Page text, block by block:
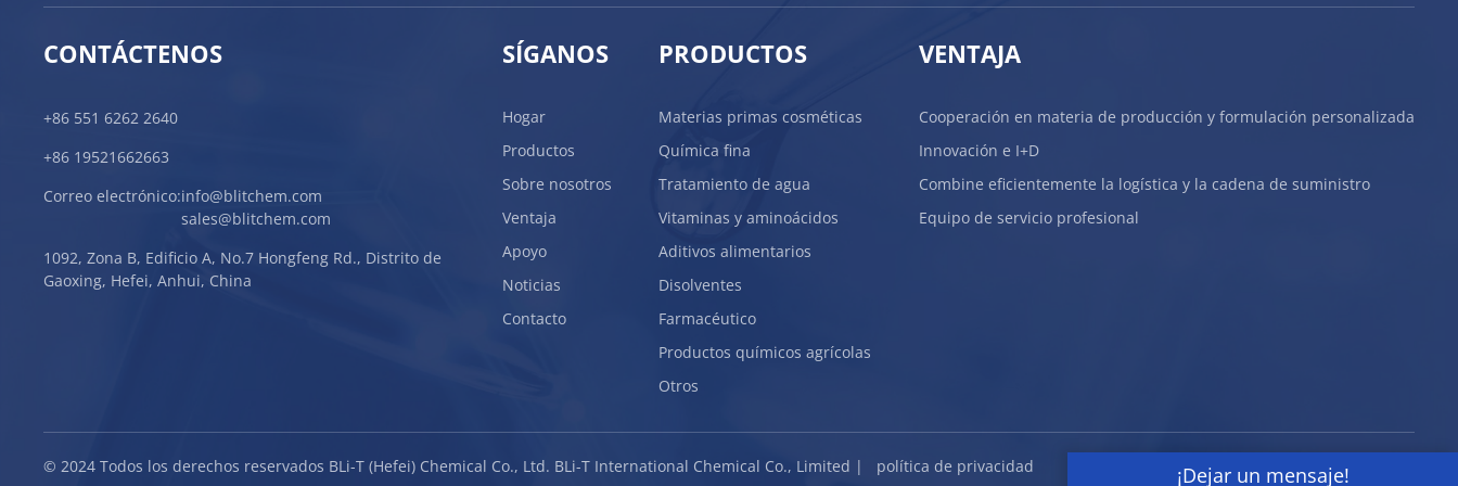
CONTÁCTENOS
+86 551 6262 2640
+86 19521662663
Correo electrónico:info@blitchem.com
sales@blitchem.com
1092, Zona B, Edificio A, No.7 Hongfeng Rd., Distrito de
Gaoxing, Hefei, Anhui, China
SÍGANOS
Hogar
Productos
Sobre nosotros
Ventaja
Apoyo
Noticias
Contacto
PRODUCTOS
Materias primas cosméticas
Química fina
Tratamiento de agua
Vitaminas y aminoácidos
Aditivos alimentarios
Disolventes
Farmacéutico
Productos químicos agrícolas
Otros
VENTAJA
Cooperación en materia de producción y formulación personalizada
Innovación e I+D
Combine eficientemente la logística y la cadena de suministro
Equipo de servicio profesional
© 2024 Todos los derechos reservados BLi-T (Hefei) Chemical Co., Ltd. BLi-T International Chemical Co., Limited | política de privacidad ¡Dejar un mensaje!